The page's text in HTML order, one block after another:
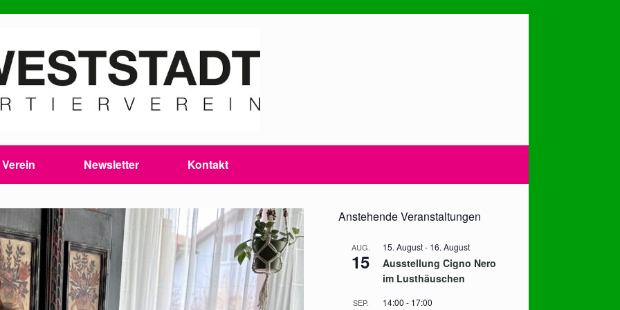
Verein Newsletter Kontakt
Anstehende Veranstaltungen
AUG.
15
15. August- 16. August
Ausstellung Cigno Nero
im Lusthäuschen
SEP. 14:00 - 17:00